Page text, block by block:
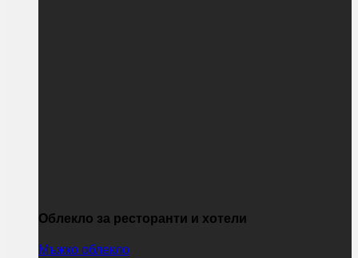
Облекло за ресторанти и хотели
Мъжко облекло